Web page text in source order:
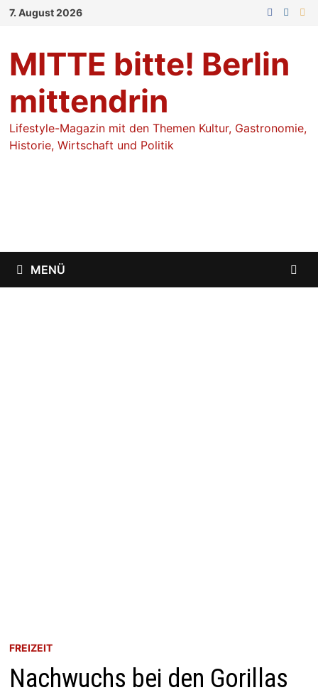
Zum
7. August 2026
MITTE bitte! Berlin
mittendrin
Lifestyle-Magazin mit den Themen Kultur, Gastronomie,
Historie, Wirtschaft und Politik
MENÜ
FREIZEIT
Nachwuchs bei den Gorillas